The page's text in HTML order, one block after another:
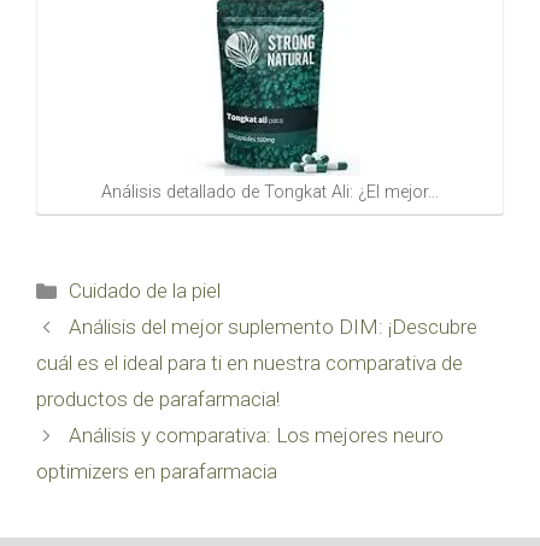
Análisis detallado de Tongkat Ali: ¿El mejor…
Categorías
Cuidado de la piel
Análisis del mejor suplemento DIM: ¡Descubre
cuál es el ideal para ti en nuestra comparativa de
productos de parafarmacia!
Análisis y comparativa: Los mejores neuro
optimizers en parafarmacia